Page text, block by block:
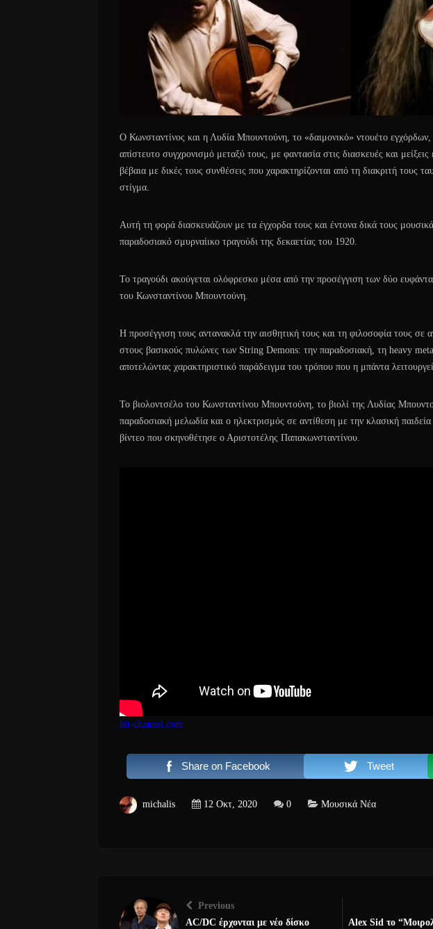
Ο Κωνσταντίνος και η Λυδία Μπουντούνη, το «δαιμονικό» ντουέτο εγχόρδων,
απίστευτο συγχρονισμό μεταξύ τους, με φαντασία στις διασκευές και
βέβαια με δικές τους συνθέσεις που χαρακτηρίζονται από τη διακριτή τους
στίγμα.
Αυτή τη φορά διασκευάζουν με τα έγχορδα τους και έντονα δικά τους
παραδοσιακό σμυρναίικο τραγούδι της δεκαετίας του 1920.
Το τραγούδι ακούγεται ολόφρεσκο μέσα από την προσέγγιση των δύο
του Κωνσταντίνου Μπουντούνη.
Η προσέγγιση τους αντανακλά την αισθητική τους και τη φιλοσοφία τους σε
στους βασικούς πυλώνες των String Demons: την παραδοσιακή, τη heavy
αποτελώντας χαρακτηριστικό παράδειγμα του τρόπου που η μπάντα
Το βιολοντσέλο του Κωνσταντίνου Μπουντούνη, το βιολί της Λυδίας
παραδοσιακή μελωδία και ο ηλεκτρισμός σε αντίθεση με την κλασική
βίντεο που σκηνοθέτησε ο Αριστοτέλης Παπακωνσταντίνου.
hit-channel.com
Share on Facebook Tweet
michalis 12 Οκτ, 2020 0 Μουσικά Νέα
Previous
AC/DC έρχονται με νέο δίσκο
Alex Sid το